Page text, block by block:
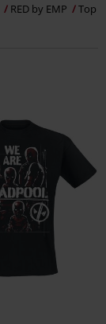
RED by EMP
Top